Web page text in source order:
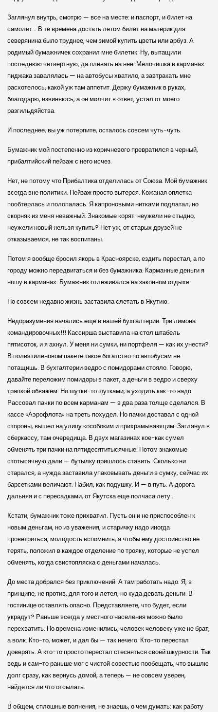
Заглянул внутрь, смотрю — все на месте: и паспорт, и билет на
самолет… В те времена достать летом билет на материк для
северянина было труднее, чем зимой купить цветы или арбуз. А
родимый бумажничек сохранил мне билетик. Ну, вытащили
последнюю четвертную, да плевать на нее. Мелочишка в карманах
пиджака завалялась — на автобусы хватило, а завтракать мне
расхотелось, какой уж там аппетит. Держу бумажник в руках,
благодарю, извиняюсь, а он молчит в ответ, устал от моего
разгильдяйства.
И последнее, вы уж потерпите, осталось совсем чуть-чуть.
Бумажник мой постепенно из коричневого превратился в черный,
прибалтийский пейзаж с него исчез.
Нет, не потому что Прибалтика отделилась от Союза. Мой бумажник
всегда вне политики. Пейзаж просто вытерся. Кожаная оплетка
пообтерлась и полопалась. Я капроновыми нитками подлатал, но
скорняк из меня неважный. Знакомые корят: неужели не стыдно,
неужели новый нельзя купить? Нет уж, от старых друзей не
отказываемся, не так воспитаны.
Потом я вообще бросил якорь в Красноярске, ездить перестал, а по
городу можно передвигаться и без бумажника. Карманные деньги я
ношу в карманах. Бумажник отлеживался на законном отдыхе.
Но совсем недавно жизнь заставила слетать в Якутию.
Недоразумения начались еще в нашей бухгалтерии. Три лимона
командировочных!!! Кассирша выставила на стол штабель
пятисоток, и я ахнул. У меня ни сумки, ни портфеля — как их унести?
В полиэтиленовом пакете такое богатство по автобусам не
потащишь. В бухгалтерии ведро с помидорами стояло. Говорю,
давайте переложим помидоры в пакет, а деньги в ведро и сверху
тряпкой обвяжем. Но шутки-то шутками, а уходить как-то надо.
Рассовал пачки по всем карманам — в два раза толще сделался. В
кассе «Аэрофлота» на треть похудел. Но пачки доставал с одной
стороны, вышел на улицу кособоким и прихрамывающим. Заглянул в
сберкассу, там очередища. В двух магазинах кое-как сумел
обменять три пачки на пятидесятитысячные. Потом знакомые
стотысячную дали — бутылку пришлось ставить. Сколько ни
старался, а нужда заставила упаковывать деньги в сумку, сейчас их
барсетками величают. Набил, как подушку. И — в путь. А дорога
дальняя и с пересадками, от Якутска еще полчаса лету…
Кстати, бумажник тоже прихватил. Пусть он и не приспособлен к
новым деньгам, но из уважения, и старичку надо иногда
проветриться, молодость вспомнить, а чтобы ему достоинство не
терять, положил в каждое отделение по трояку, которые не успел
обменять, когда свистопляска с деньгами началась.
До места добрался без приключений. А там работать надо. Я, в
принципе, не против, для того и летел, но куда девать деньги. В
гостинице оставлять опасно. Представляете, что будет, если
украдут? Раньше всегда у местного населения можно было
перехватить. Но времена изменились, человек человеку уже не брат,
а волк. Кто-то, может, и дал бы — так нечего. Кто-то перестал
доверять. А кто-то просто перестал стесняться своей шкурности. Так
ведь и сам-то раньше мог с чистой совестью пообещать, что вышлю
долг сразу, как вернусь домой, а теперь — не совсем уверен,
найдется ли что отсылать.
В общем, сплошные волнения, не знаешь, о чем думать: как работу